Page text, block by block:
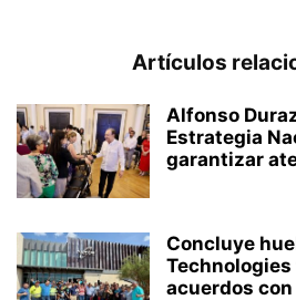
Artículos
Alfonso
Estrategia
garantizar
Concluye
acuerdos con